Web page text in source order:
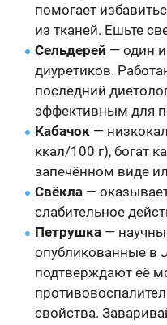
помогает
из тканей. Ешьте
Сельдерей — один
диуретиков.
последний
эффективным для
Кабачок —
ккал/100 г), богат
запечённом виде
Свёкла —
слабительное
Петрушка —
опубликованные в
подтверждают её
свойства.